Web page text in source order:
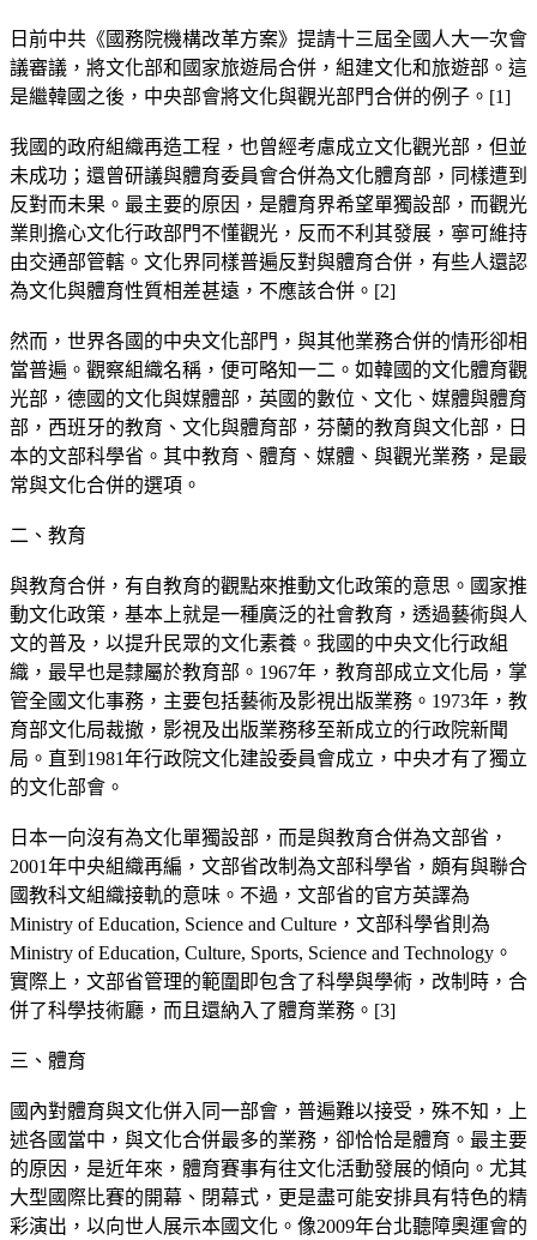
日前中共《國務院機構改革方案》提請十三屆全國人大一次會
議審議，將文化部和國家旅遊局合併，組建文化和旅遊部。這
是繼韓國之後，中央部會將文化與觀光部門合併的例子。[1]
我國的政府組織再造工程，也曾經考慮成立文化觀光部，但並
未成功；還曾研議與體育委員會合併為文化體育部，同樣遭到
反對而未果。最主要的原因，是體育界希望單獨設部，而觀光
業則擔心文化行政部門不懂觀光，反而不利其發展，寧可維持
由交通部管轄。文化界同樣普遍反對與體育合併，有些人還認
為文化與體育性質相差甚遠，不應該合併。[2]
然而，世界各國的中央文化部門，與其他業務合併的情形卻相
當普遍。觀察組織名稱，便可略知一二。如韓國的文化體育觀
光部，德國的文化與媒體部，英國的數位、文化、媒體與體育
部，西班牙的教育、文化與體育部，芬蘭的教育與文化部，日
本的文部科學省。其中教育、體育、媒體、與觀光業務，是最
常與文化合併的選項。
二、教育
與教育合併，有自教育的觀點來推動文化政策的意思。國家推
動文化政策，基本上就是一種廣泛的社會教育，透過藝術與人
文的普及，以提升民眾的文化素養。我國的中央文化行政組
織，最早也是隸屬於教育部。1967年，教育部成立文化局，掌
管全國文化事務，主要包括藝術及影視出版業務。1973年，教
育部文化局裁撤，影視及出版業務移至新成立的行政院新聞
局。直到1981年行政院文化建設委員會成立，中央才有了獨立
的文化部會。
日本一向沒有為文化單獨設部，而是與教育合併為文部省，
2001年中央組織再編，文部省改制為文部科學省，頗有與聯合
國教科文組織接軌的意味。不過，文部省的官方英譯為
Ministry of Education, Science and Culture，文部科學省則為
Ministry of Education, Culture, Sports, Science and Technology。
實際上，文部省管理的範圍即包含了科學與學術，改制時，合
併了科學技術廳，而且還納入了體育業務。[3]
三、體育
國內對體育與文化併入同一部會，普遍難以接受，殊不知，上
述各國當中，與文化合併最多的業務，卻恰恰是體育。最主要
的原因，是近年來，體育賽事有往文化活動發展的傾向。尤其
大型國際比賽的開幕、閉幕式，更是盡可能安排具有特色的精
彩演出，以向世人展示本國文化。像2009年台北聽障奧運會的